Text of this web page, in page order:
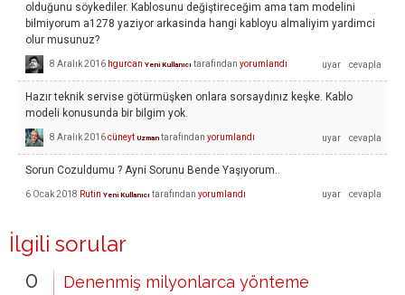
olduğunu söykediler. Kablosunu değiştireceğim ama tam modelini
bilmiyorum a1278 yaziyor arkasinda hangi kabloyu almaliyim yardimci
olur musunuz?
8 Aralık 2016 hgurcan Yeni Kullanıcı tarafından yorumlandı
Hazır teknik servise götürmüşken onlara sorsaydınız keşke. Kablo
modeli konusunda bir bilgim yok.
8 Aralık 2016cüneyt Uzman tarafından yorumlandı
Sorun Cozuldumu ? Ayni Sorunu Bende Yaşıyorum..
6 Ocak 2018 Rutin Yeni Kullanıcı tarafından yorumlandı
İlgili sorular
0
Denenmiş milyonlarca yönteme